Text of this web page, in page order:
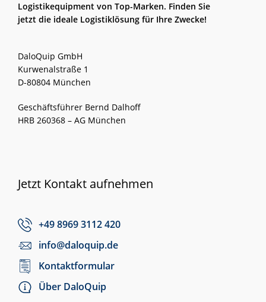
Logistikequipment von Top-Marken. Finden Sie
jetzt die ideale Logistiklösung für Ihre Zwecke!
DaloQuip GmbH
Kurwenalstraße 1
D-80804 München
Geschäftsführer Bernd Dalhoff
HRB 260368 – AG München
Jetzt Kontakt aufnehmen
+49 8969 3112 420
info@daloquip.de
Kontaktformular
Über DaloQuip